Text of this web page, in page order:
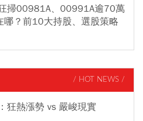
掃00981A、00991A逾70萬
哪？前10大持股、選股策略
/ HOT NEWS /
狂熱漲勢 vs 嚴峻現實